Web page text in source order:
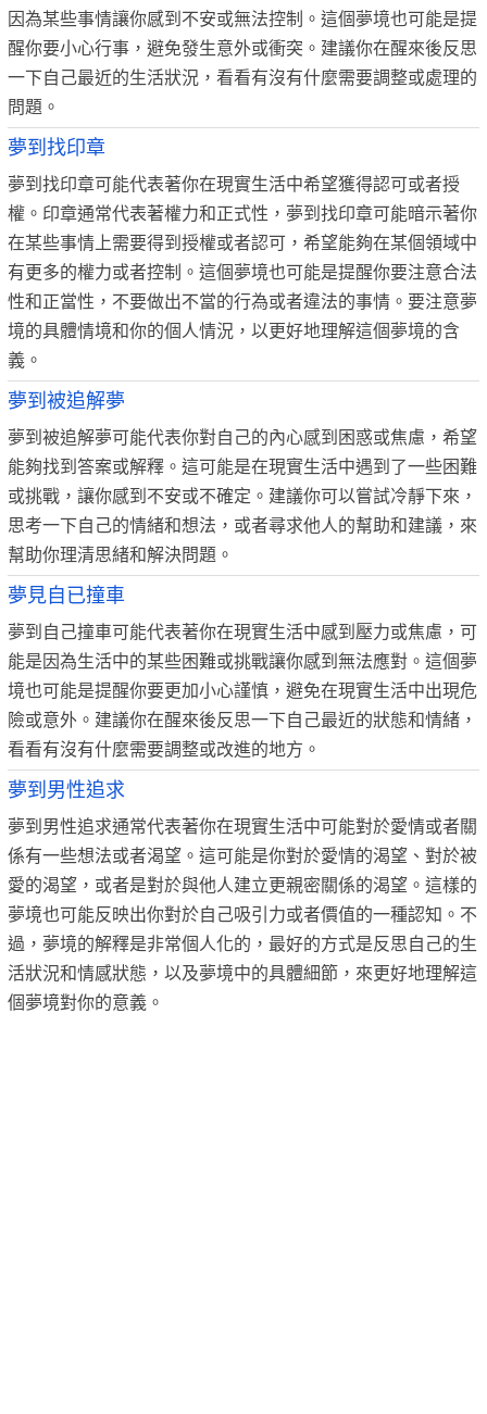
因為某些事情讓你感到不安或無法控制。這個夢境也可能是提
醒你要小心行事，避免發生意外或衝突。建議你在醒來後反思
一下自己最近的生活狀況，看看有沒有什麼需要調整或處理的
問題。
夢到找印章
夢到找印章可能代表著你在現實生活中希望獲得認可或者授
權。印章通常代表著權力和正式性，夢到找印章可能暗示著你
在某些事情上需要得到授權或者認可，希望能夠在某個領域中
有更多的權力或者控制。這個夢境也可能是提醒你要注意合法
性和正當性，不要做出不當的行為或者違法的事情。要注意夢
境的具體情境和你的個人情況，以更好地理解這個夢境的含
義。
夢到被追解夢
夢到被追解夢可能代表你對自己的內心感到困惑或焦慮，希望
能夠找到答案或解釋。這可能是在現實生活中遇到了一些困難
或挑戰，讓你感到不安或不確定。建議你可以嘗試冷靜下來，
思考一下自己的情緒和想法，或者尋求他人的幫助和建議，來
幫助你理清思緒和解決問題。
夢見自已撞車
夢到自己撞車可能代表著你在現實生活中感到壓力或焦慮，可
能是因為生活中的某些困難或挑戰讓你感到無法應對。這個夢
境也可能是提醒你要更加小心謹慎，避免在現實生活中出現危
險或意外。建議你在醒來後反思一下自己最近的狀態和情緒，
看看有沒有什麼需要調整或改進的地方。
夢到男性追求
夢到男性追求通常代表著你在現實生活中可能對於愛情或者關
係有一些想法或者渴望。這可能是你對於愛情的渴望、對於被
愛的渴望，或者是對於與他人建立更親密關係的渴望。這樣的
夢境也可能反映出你對於自己吸引力或者價值的一種認知。不
過，夢境的解釋是非常個人化的，最好的方式是反思自己的生
活狀況和情感狀態，以及夢境中的具體細節，來更好地理解這
個夢境對你的意義。